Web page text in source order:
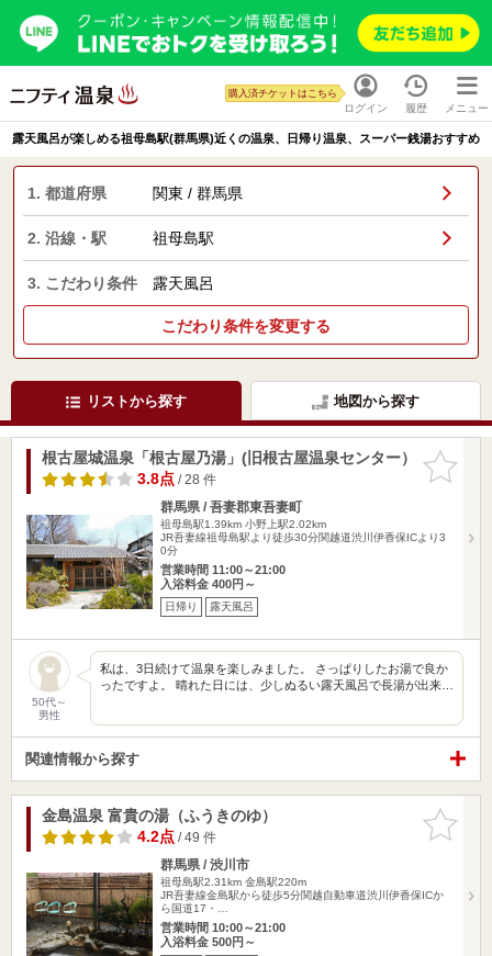
ログイン
購入済チケットはこちら
履歴 メニュー
露天風呂が楽しめる祖母島駅(群馬県)近くの温泉、日帰り温泉、スーパー銭湯おすすめ
1. 都道府県 関東 / 群馬県
2. 沿線・駅 祖母島駅
3. こだわり条件 露天風呂
こだわり条件を変更する
リストから探す 地図から探す
お気に入
りに追加
根古屋城温泉「根古屋乃湯」(旧根古屋温泉センター）
3.8点/ 28 件
群馬県 / 吾妻郡東吾妻町
祖母島駅1.39km 小野上駅2.02km
JR吾妻線祖母島駅より徒歩30分関越道渋川伊香保ICより3
0分
営業時間 11:00～21:00
入浴料金 400円～
日帰り 露天風呂
50代～
男性
私は、3日続けて温泉を楽しみました。 さっぱりしたお湯で良か
ったですよ。 晴れた日には、少しぬるい露天風呂で長湯が出来…
関連情報から探す
お気に入
りに追加
金島温泉 富貴の湯（ふうきのゆ）
4.2点/ 49 件
群馬県 / 渋川市
祖母島駅2.31km 金島駅220m
JR吾妻線金島駅から徒歩5分関越自動車道渋川伊香保ICか
ら国道17・…
営業時間 10:00～21:00
入浴料金 500円～